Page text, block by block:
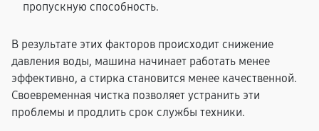
пропускную способность.
В результате этих факторов происходит снижение
давления воды, машина начинает работать менее
эффективно, а стирка становится менее качественной.
Своевременная чистка позволяет устранить эти
проблемы и продлить срок службы техники.